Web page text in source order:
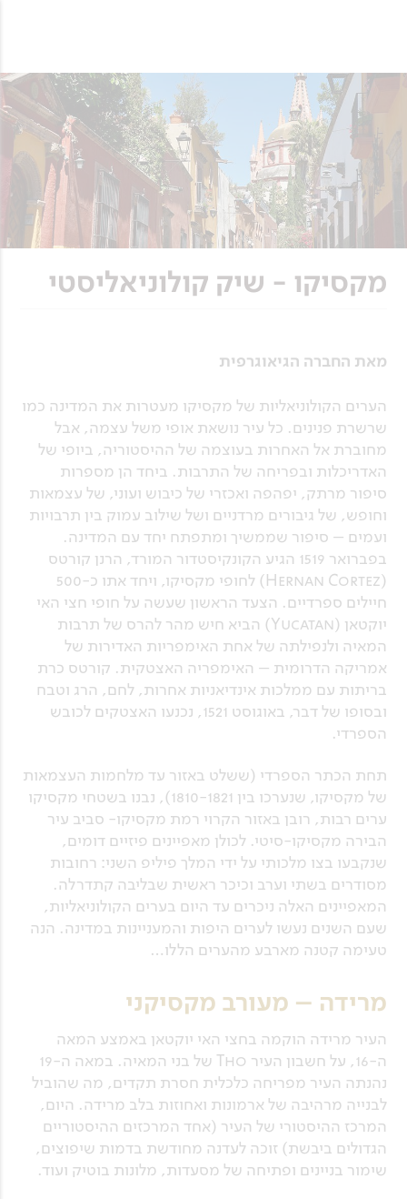
מקסיקו - שיק קולוניאליסטי
מאת החברה הגיאוגרפית
הערים הקולוניאליות של מקסיקו מעטרות את המדינה כמו
שרשרת פנינים. כל עיר נושאת אופי משל עצמה, אבל
מחוברת אל האחרות בעוצמה של ההיסטוריה, ביופי של
האדריכלות ובפריחה של התרבות. ביחד הן מספרות
סיפור מרתק, יפהפה ואכזרי של כיבוש ועוני, של עצמאות
וחופש, של גיבורים מרדניים ושל שילוב עמוק בין תרבויות
ועמים – סיפור שממשיך ומתפתח יחד עם המדינה.
בפברואר 1519 הגיע הקונקיסטדור המורד, הרנן קורטס
(Hernan Cortez) לחופי מקסיקו, ויחד אתו כ-500
חיילים ספרדיים. הצעד הראשון שעשה על חופי חצי האי
יוקטאן (Yucatan) הביא חיש מהר להרס של תרבות
המאיה ולנפילתה של אחת האימפריות האדירות של
אמריקה הדרומית – האימפריה האצטקית. קורטס כרת
בריתות עם ממלכות אינדיאניות אחרות, לחם, הרג וטבח
ובסופו של דבר, באוגוסט 1521, נכנעו האצטקים לכובש
הספרדי.
תחת הכתר הספרדי (ששלט באזור עד מלחמות העצמאות
של מקסיקו, שנערכו בין 1810-1821), נבנו בשטחי מקסיקו
ערים רבות, רובן באזור הקרוי רמת מקסיקו- סביב עיר
הבירה מקסיקו-סיטי. לכולן מאפיינים פיזיים דומים,
שנקבעו בצו מלכותי על ידי המלך פיליפ השני: רחובות
מסודרים בשתי וערב וכיכר ראשית שבליבה קתדרלה.
המאפיינים האלה ניכרים עד היום בערים הקולוניאליות,
שעם השנים נעשו לערים היפות והמעניינות במדינה. הנה
טעימה קטנה מארבע מהערים הללו…
מרידה – מעורב מקסיקני
העיר מרידה הוקמה בחצי האי יוקטאן באמצע המאה
ה-16, על חשבון העיר Tho של בני המאיה. במאה ה-19
נהנתה העיר מפריחה כלכלית חסרת תקדים, מה שהוביל
לבנייה מרהיבה של ארמונות ואחוזות בלב מרידה. היום,
המרכז ההיסטורי של העיר (אחד המרכזים ההיסטוריים
הגדולים ביבשת) זוכה לעדנה מחודשת בדמות שיפוצים,
שימור בניינים ופתיחה של מסעדות, מלונות בוטיק ועוד.